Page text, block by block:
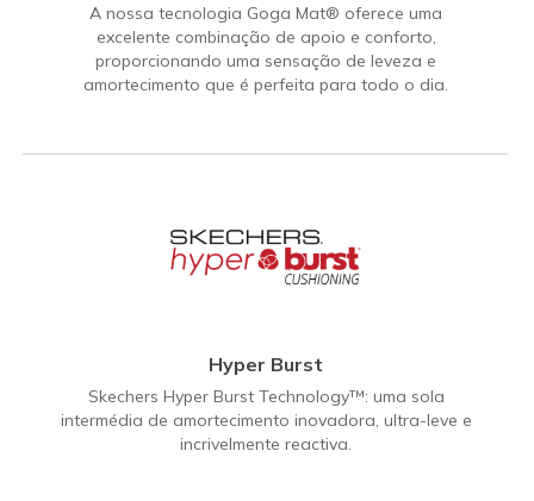
A nossa tecnologia Goga Mat® oferece uma
excelente combinação de apoio e conforto,
proporcionando uma sensação de leveza e
amortecimento que é perfeita para todo o dia.
Hyper Burst
Skechers Hyper Burst Technology™: uma sola
intermédia de amortecimento inovadora, ultra-leve e
incrivelmente reactiva.